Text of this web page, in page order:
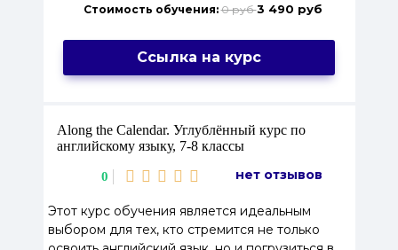
Стоимость обучения: 0 руб3 490 руб
Ссылка на курс
Along the Calendar. Углублённый курс по
английскому языку, 7-8 классы
0 нет отзывов
Этот курс обучения является идеальным
выбором для тех, кто стремится не только